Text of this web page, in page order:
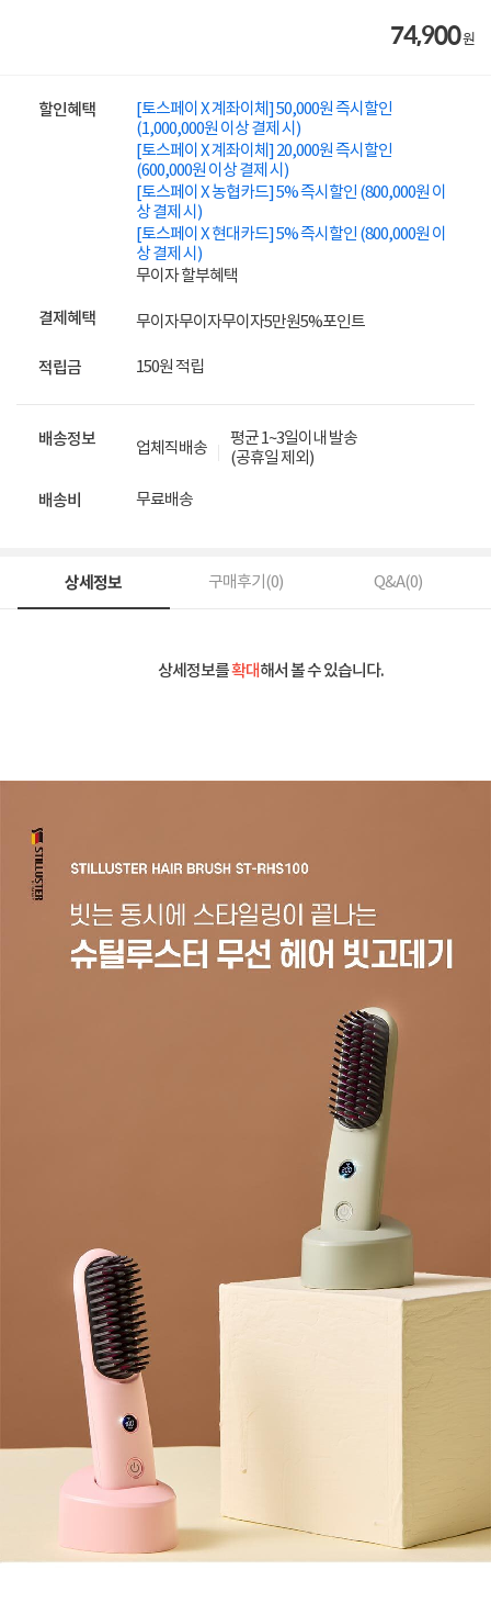
74,900원
할인혜택
[토스페이 X 계좌이체] 50,000원 즉시할인
(1,000,000원 이상 결제 시)
[토스페이 X 계좌이체] 20,000원 즉시할인
(600,000원 이상 결제 시)
[토스페이 X 농협카드] 5% 즉시할인 (800,000원 이
상 결제 시)
[토스페이 X 현대카드] 5% 즉시할인 (800,000원 이
상 결제 시)
무이자 할부혜택
결제혜택 무이자무이자무이자5만원5%포인트
적립금 150원 적립
배송정보 업체직배송
평균 1~3일이내 발송
(공휴일 제외)
배송비 무료배송
상세정보 구매후기(0) Q&A(0)
상세정보를확대해서 볼 수 있습니다.